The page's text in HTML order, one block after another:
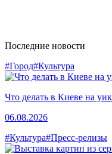
Последние новости
#Город#Культура
Что делать в Киеве на
06.08.2026
#Культура#Пресс-релизы